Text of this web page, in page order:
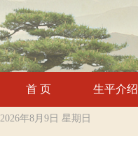
首 页 生平介绍
2026年8月9日 星期日